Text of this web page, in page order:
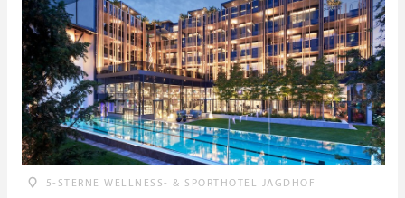
5-STERNE WELLNESS- & SPORTHOTEL JAGDHOF